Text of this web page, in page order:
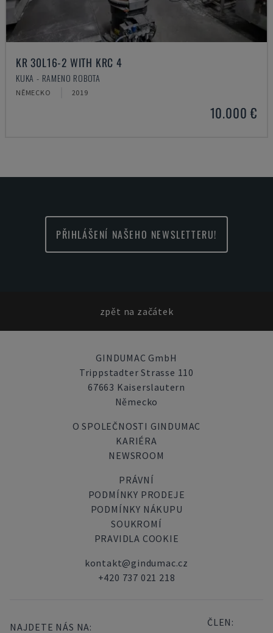
KR 30L16-2 WITH KRC 4
KUKA - RAMENO ROBOTA
NĚMECKO 2019
10.000 €
PŘIHLÁŠENÍ NAŠEHO NEWSLETTERU!
zpět na začátek
GINDUMAC GmbH
Trippstadter Strasse 110
67663 Kaiserslautern
Německo
O SPOLEČNOSTI GINDUMAC
KARIÉRA
NEWSROOM
PRÁVNÍ
PODMÍNKY PRODEJE
PODMÍNKY NÁKUPU
SOUKROMÍ
PRAVIDLA COOKIE
kontakt@gindumac.cz
+420 737 021 218
NAJDETE NÁS NA: ČLEN: